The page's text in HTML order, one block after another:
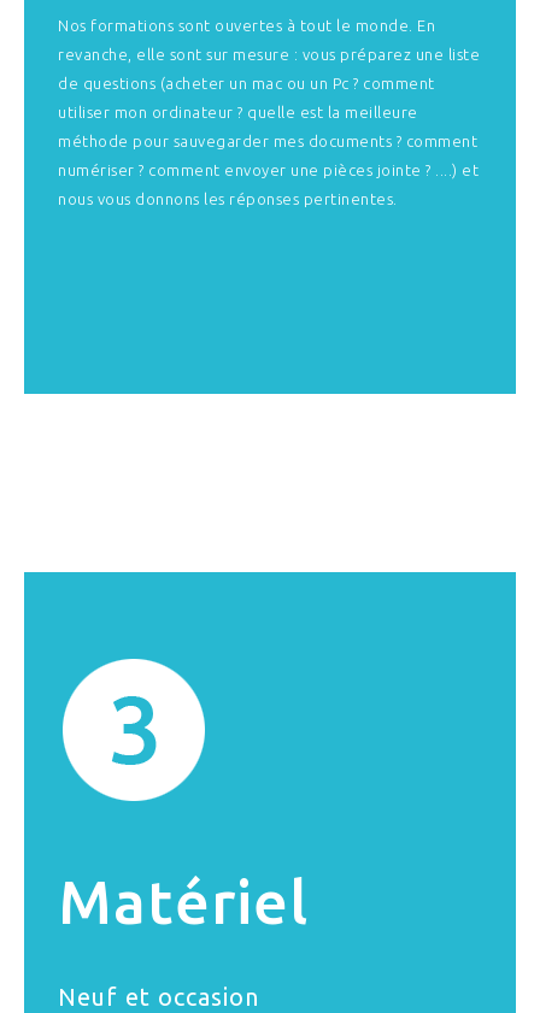
Nos formations sont ouvertes à tout le monde. En
revanche, elle sont sur mesure : vous préparez une liste
de questions (acheter un mac ou un Pc ? comment
utiliser mon ordinateur ? quelle est la meilleure
méthode pour sauvegarder mes documents ? comment
numériser ? comment envoyer une pièces jointe ? ....) et
nous vous donnons les réponses pertinentes.
Matériel
Neuf et occasion